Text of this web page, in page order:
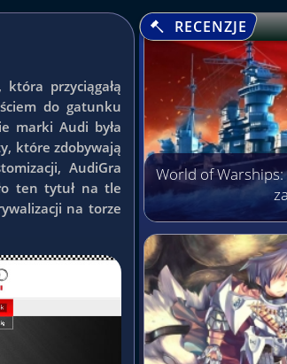
przyciągałą
do gatunku
marki Audi była
które zdobywają
AudiGra
ten tytuł na tle
na torze
RECENZJE
World of